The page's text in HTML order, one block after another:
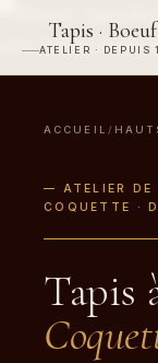
Tapis · Boeuf
ATELIER · DEPUIS
ACCUEIL /
— ATELIER DE
COQUETTE ·
Tapis